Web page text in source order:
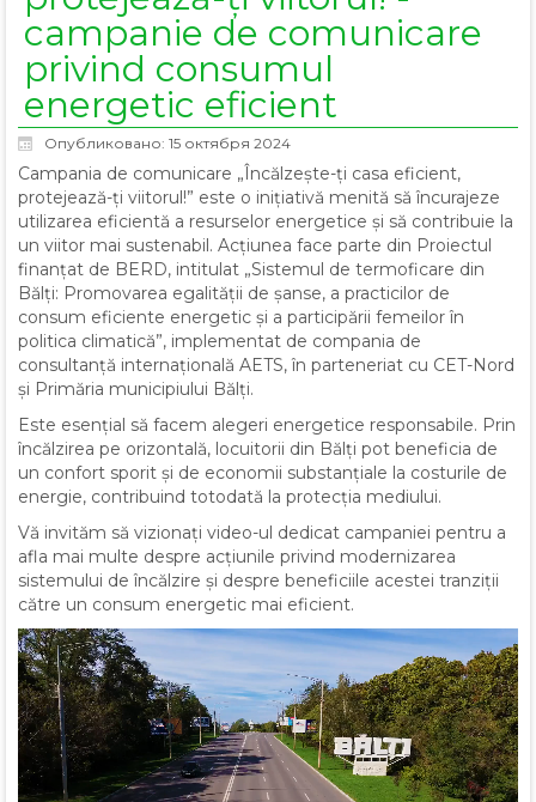
campanie de comunicare
privind consumul
energetic eficient
Опубликовано: 15 октября 2024
Campania de comunicare „Încălzește-ți casa eficient,
protejează-ți viitorul!” este o inițiativă menită să încurajeze
utilizarea eficientă a resurselor energetice și să contribuie la
un viitor mai sustenabil. Acțiunea face parte din Proiectul
finanțat de BERD, intitulat „Sistemul de termoficare din
Bălți: Promovarea egalității de șanse, a practicilor de
consum eficiente energetic și a participării femeilor în
politica climatică”, implementat de compania de
consultanță internațională AETS, în parteneriat cu CET-Nord
și Primăria municipiului Bălți.
Este esențial să facem alegeri energetice responsabile. Prin
încălzirea pe orizontală, locuitorii din Bălți pot beneficia de
un confort sporit și de economii substanțiale la costurile de
energie, contribuind totodată la protecția mediului.
Vă invităm să vizionați video-ul dedicat campaniei pentru a
afla mai multe despre acțiunile privind modernizarea
sistemului de încălzire și despre beneficiile acestei tranziții
către un consum energetic mai eficient.